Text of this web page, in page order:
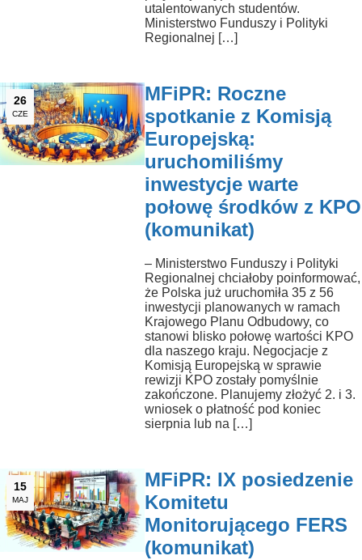
utalentowanych studentów.
Ministerstwo Funduszy i Polityki
Regionalnej […]
26
CZE
MFiPR: Roczne
spotkanie z Komisją
Europejską:
uruchomiliśmy
inwestycje warte
połowę środków z KPO
(komunikat)
– Ministerstwo Funduszy i Polityki
Regionalnej chciałoby poinformować,
że Polska już uruchomiła 35 z 56
inwestycji planowanych w ramach
Krajowego Planu Odbudowy, co
stanowi blisko połowę wartości KPO
dla naszego kraju. Negocjacje z
Komisją Europejską w sprawie
rewizji KPO zostały pomyślnie
zakończone. Planujemy złożyć 2. i 3.
wniosek o płatność pod koniec
sierpnia lub na […]
15
MAJ
MFiPR: IX posiedzenie
Komitetu
Monitorującego FERS
(komunikat)